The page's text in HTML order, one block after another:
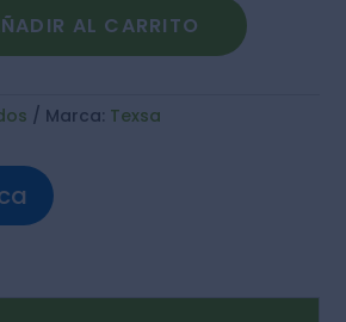
AL CARRITO
Marca: Texsa